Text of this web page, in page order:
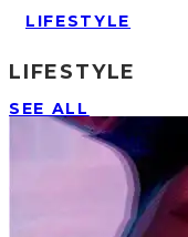
LIFESTYLE
LIFESTYLE
SEE ALL